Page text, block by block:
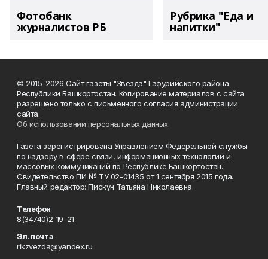
Фотобанк
журналистов РБ
Рубрика "Еда и
напитки"
© 2015-2026 Сайт газеты "Звезда" Гафурийского района
Республики Башкортостан. Копирование материалов с сайта
разрешено только с письменного согласия администрации
сайта.
Об использовании персональных данных
Газета зарегистрирована Управлением Федеральной службы
по надзору в сфере связи, информационных технологий и
массовых коммуникаций по Республике Башкортостан.
Свидетельство ПИ № ТУ 02-01435 от 1 сентября 2015 года.
Главный редактор: Пискун Татьяна Николаевна.
Телефон
8(34740)2-19-21
Эл. почта
rikzvezda@yandex.ru